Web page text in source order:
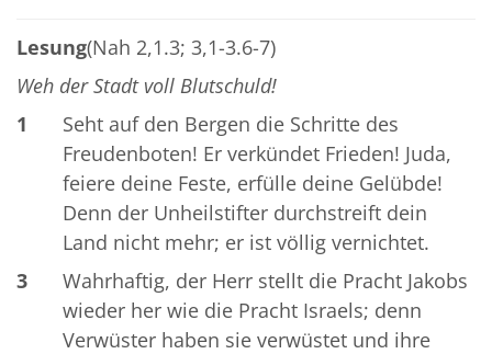
Lesung(Nah 2,1.3; 3,1-3.6-7)
Weh der Stadt voll Blutschuld!
1
Seht auf den Bergen die Schritte des
Freudenboten! Er verkündet Frieden! Juda,
feiere deine Feste, erfülle deine Gelübde!
Denn der Unheilstifter durchstreift dein
Land nicht mehr; er ist völlig vernichtet.
3
Wahrhaftig, der Herr stellt die Pracht Jakobs
wieder her wie die Pracht Israels; denn
Verwüster haben sie verwüstet und ihre